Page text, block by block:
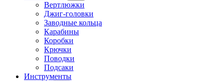
Вертлюжки
Джиг-головки
Заводные кольца
Карабины
Коробки
Крючки
Поводки
Подсаки
Инструменты